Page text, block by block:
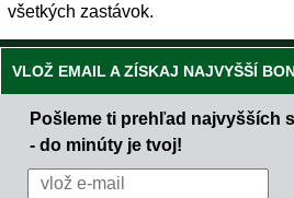
všetkých zastávok.
VLOŽ EMAIL A ZÍSKAJ NAJVYŠŠÍ
Pošleme ti prehľad najvyšších
- do minúty je tvoj!